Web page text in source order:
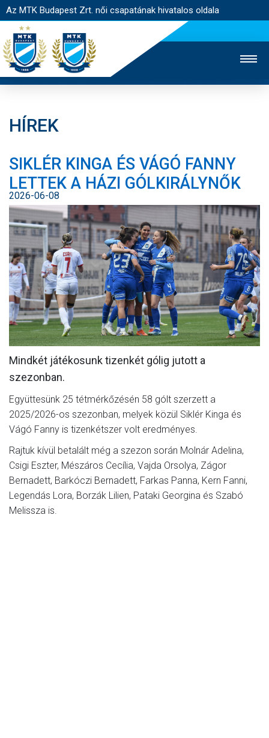
Az MTK Budapest Zrt. női csapatának hivatalos oldala
JEGYÉRTÉKESÍTÉS
WEBSHOP
STADION
EGYESÜLET
KAPCSOLAT
NYITÓLAP
HÍREK
CSAPAT
MÉRKŐZÉSEK
JELENTKEZÉS
KLUB
GALÉRIA
SAJTÓ
HÍREK
SIKLÉR KINGA ÉS VÁGÓ FANNY
LETTEK A HÁZI GÓLKIRÁLYNŐK
2026-06-08
Mindkét játékosunk tizenkét gólig jutott a
szezonban.
Együttesünk 25 tétmérkőzésén 58 gólt szerzett a
2025/2026-os szezonban, melyek közül Siklér Kinga és
Vágó Fanny is tizenkétszer volt eredményes.
Rajtuk kívül betalált még a szezon során Molnár Adelina,
Csigi Eszter, Mészáros Cecília, Vajda Orsolya, Zágor
Bernadett, Barkóczi Bernadett, Farkas Panna, Kern Fanni,
Legendás Lora, Borzák Lilien, Pataki Georgina és Szabó
Melissza is.